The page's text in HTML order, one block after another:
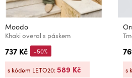
Moodo
Khaki overal s páskem
737 Kč -50%
s kódem LETO20:589 Kč s